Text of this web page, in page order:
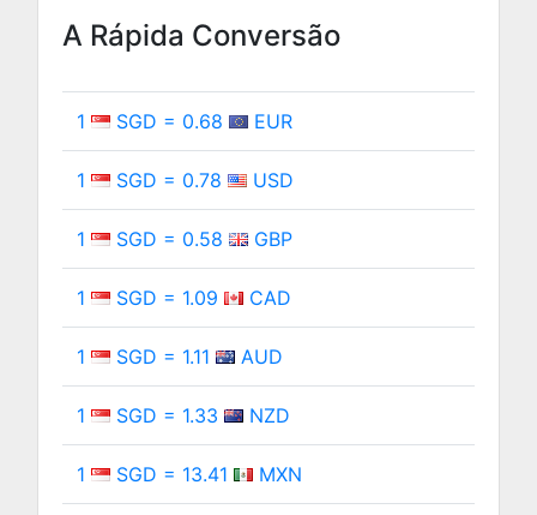
A Rápida Conversão
1 SGD = 0.68 EUR
1 SGD = 0.78 USD
1 SGD = 0.58 GBP
1 SGD = 1.09 CAD
1 SGD = 1.11 AUD
1 SGD = 1.33 NZD
1 SGD = 13.41 MXN